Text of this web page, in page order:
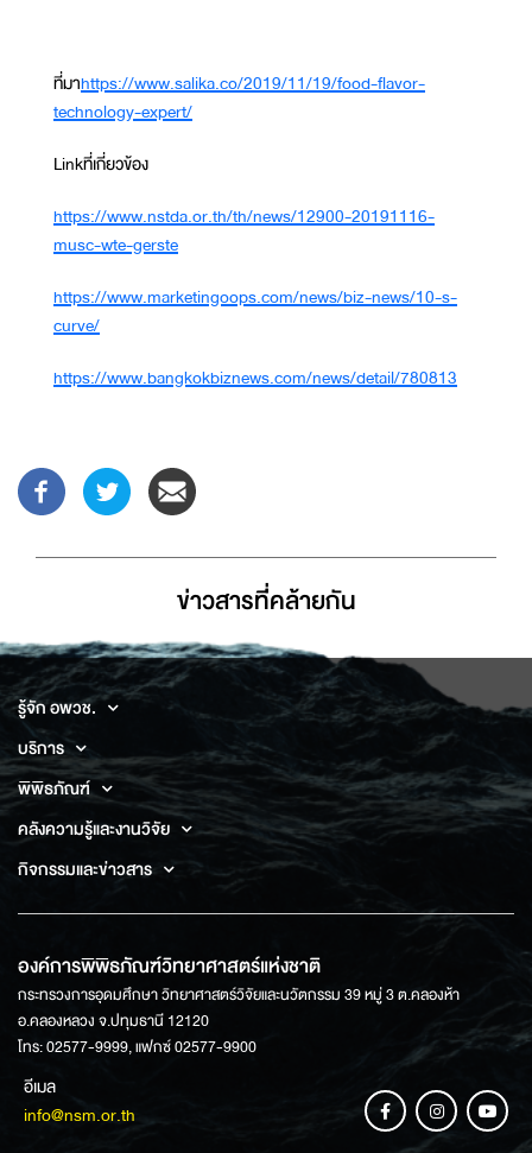
ที่มาhttps://www.salika.co/2019/11/19/food-flavor-
technology-expert/
Linkที่เกี่ยวข้อง
https://www.nstda.or.th/th/news/12900-20191116-
musc-wte-gerste
https://www.marketingoops.com/news/biz-news/10-s-
curve/
https://www.bangkokbiznews.com/news/detail/780813
ข่าวสารที่่คล้ายกัน
รู้จัก อพวช.
บริการ
พิพิธภัณฑ์
คลังความรู้และงานวิจัย
กิจกรรมและข่าวสาร
องค์การพิพิธภัณฑ์วิทยาศาสตร์แห่งชาติ
กระทรวงการอุดมศึกษา วิทยาศาสตร์วิจัยและนวัตกรรม 39 หมู่ 3 ต.คลองห้า
อ.คลองหลวง จ.ปทุมธานี 12120
โทร: 02577-9999, แฟกซ์ 02577-9900
อีเมล
info@nsm.or.th